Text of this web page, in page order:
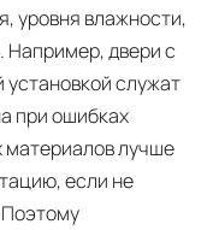
уровня влажности,
Например, двери с
служат
при ошибках
материалов лучше
если не